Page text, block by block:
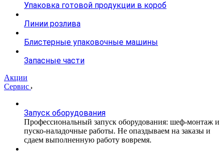
Упаковка готовой продукции в короб
Линии розлива
Блистерные упаковочные машины
Запасные части
Акции
Сервис
Запуск оборудования
Профессиональный запуск оборудования: шеф-монтаж и
пуско-наладочные работы. Не опаздываем на заказы и
сдаем выполненную работу вовремя.